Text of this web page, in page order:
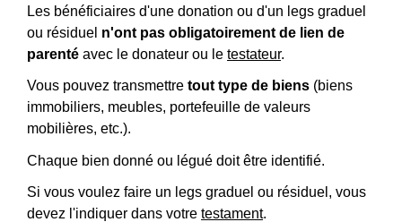
Les bénéficiaires d'une donation ou d'un legs graduel
ou résiduel n'ont pas obligatoirement de lien de
parenté avec le donateur ou le testateur.
Vous pouvez transmettre tout type de biens (biens
immobiliers, meubles, portefeuille de valeurs
mobilières, etc.).
Chaque bien donné ou légué doit être identifié.
Si vous voulez faire un legs graduel ou résiduel, vous
devez l'indiquer dans votre testament.